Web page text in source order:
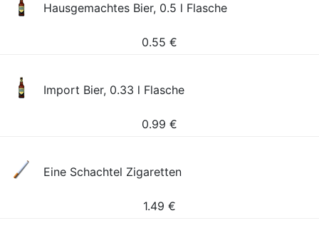
Hausgemachtes Bier, 0.5 l Flasche
0.55 €
Import Bier, 0.33 l Flasche
0.99 €
Eine Schachtel Zigaretten
1.49 €